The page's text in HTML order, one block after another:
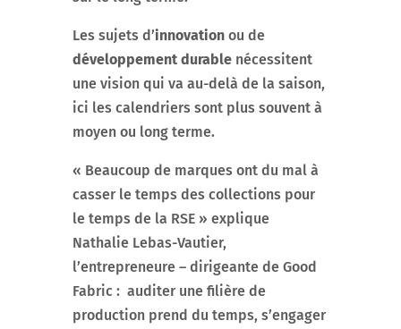
Les sujets d’innovation ou de
développement durablenécessitent
une vision qui va au-delà de la saison,
ici les calendriers sont plus souvent à
moyen ou long terme.
« Beaucoup de marques ont du mal à
casser le temps des collections pour
le temps de la RSE » explique
Nathalie Lebas-Vautier,
l’entrepreneure – dirigeante de Good
Fabric : auditer une filière de
production prend du temps, s’engager